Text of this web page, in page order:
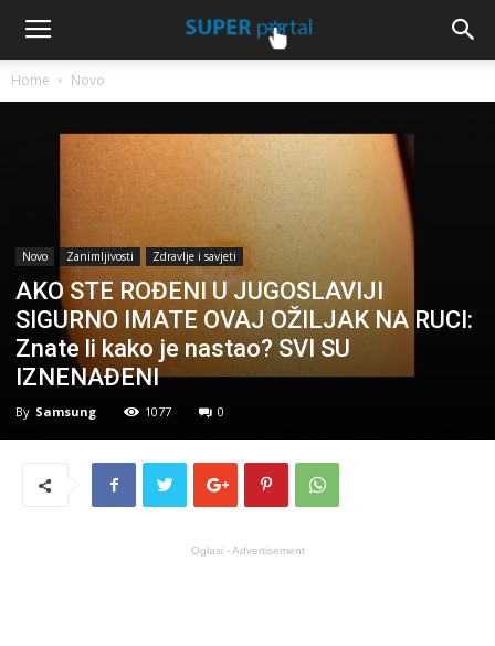
Home Novo
Novo Zanimljivosti Zdravlje i savjeti
AKO STE ROĐENI U JUGOSLAVIJI
SIGURNO IMATE OVAJ OŽILJAK NA RUCI:
Znate li kako je nastao? SVI SU
IZNENAĐENI
By Samsung 1077 0
Oglasi - Advertisement